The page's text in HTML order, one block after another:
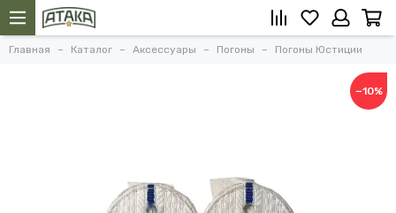
Главная Каталог Аксессуары Погоны Погоны Юстиции
−10%